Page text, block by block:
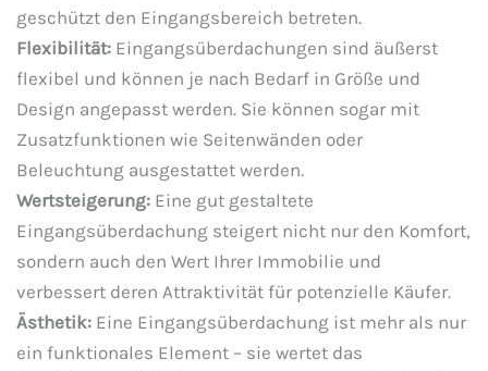
geschützt den Eingangsbereich betreten.
Flexibilität: Eingangsüberdachungen sind äußerst
flexibel und können je nach Bedarf in Größe und
Design angepasst werden. Sie können sogar mit
Zusatzfunktionen wie Seitenwänden oder
Beleuchtung ausgestattet werden.
Wertsteigerung: Eine gut gestaltete
Eingangsüberdachung steigert nicht nur den Komfort,
sondern auch den Wert Ihrer Immobilie und
verbessert deren Attraktivität für potenzielle Käufer.
Ästhetik: Eine Eingangsüberdachung ist mehr als nur
ein funktionales Element – sie wertet das